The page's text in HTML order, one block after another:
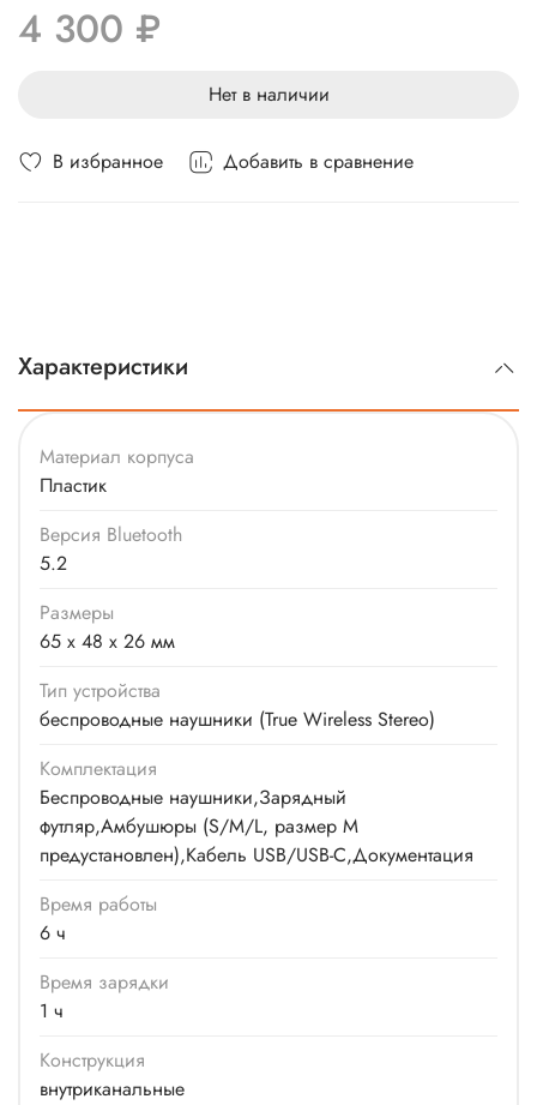
В избранное Добавить в сравнение
Чувствительность: 90 дБ
Диапазон частот: 20-20000 Гц
Импеданс: 32 Ом
USB Type-C, беспроводная зарядка
Время работы от аккумулятора в кейсе: 28 ч
4 300 ₽
Нет в наличии
Характеристики
Материал корпуса
Пластик
Версия Bluetooth
5.2
Размеры
65 х 48 х 26 мм
Тип устройства
беспроводные наушники (True Wireless Stereo)
Комплектация
Беспроводные наушники,Зарядный
футляр,Амбушюры (S/M/L, размер M
предустановлен),Кабель USB/USB-C,Документация
Время работы
6 ч
Время зарядки
1 ч
Конструкция
внутриканальные